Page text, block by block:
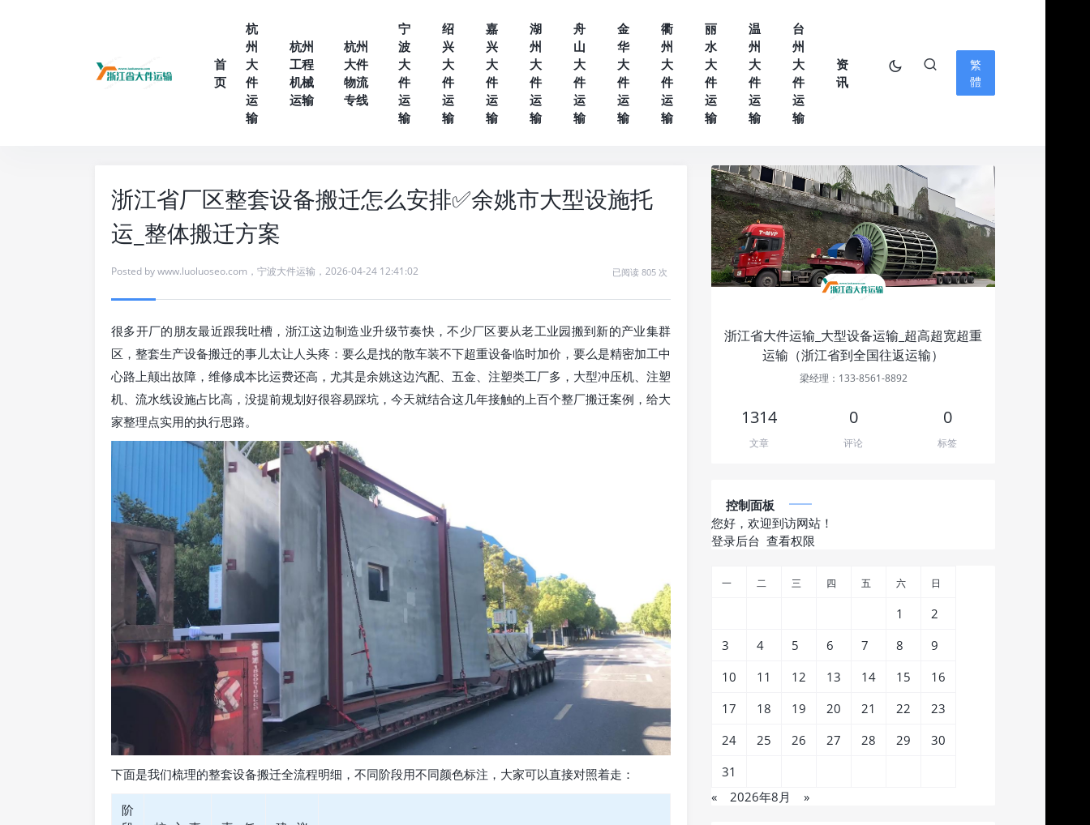
首
页
杭
州
大
件
运
输
杭州
工程
机械
运输
杭州
大件
物流
专线
宁
波
大
件
运
输
绍
兴
大
件
运
输
嘉
兴
大
件
运
输
湖
州
大
件
运
输
舟
山
大
件
运
输
金
华
大
件
运
输
衢
州
大
件
运
输
丽
水
大
件
运
输
温
州
大
件
运
输
台
州
大
件
运
输
资
讯
繁
體
浙江省厂区整套设备搬迁怎么安排✅余姚市大型设施托
运_整体搬迁方案
Posted bywww.luoluoseo.com ， 宁波大件运输 ， 2026-04-24 12:41:02 已阅读 805 次
很多开厂的朋友最近跟我吐槽，浙江这边制造业升级节奏快，不少厂区要从老工业园搬到新的产业集群
区，整套生产设备搬迁的事儿太让人头疼：要么是找的散车装不下超重设备临时加价，要么是精密加工中
心路上颠出故障，维修成本比运费还高，尤其是余姚这边汽配、五金、注塑类工厂多，大型冲压机、注塑
机、流水线设施占比高，没提前规划好很容易踩坑，今天就结合这几年接触的上百个整厂搬迁案例，给大
家整理点实用的执行思路。
下面是我们梳理的整套设备搬迁全流程明细，不同阶段用不同颜色标注，大家可以直接对照着走：
阶
浙江省大件运输_大型设备运输_超高超宽超重
运输（浙江省到全国往返运输）
梁经理：133-8561-8892
1314
文章
0
评论
0
标签
控制面板
您好，欢迎到访网站！
登录后台 查看权限
« 2026年8月 »
一 二 三 四 五 六 日
1
2
3
4 5 6 7 8
9
10
11 12 13 14 15
16
17
18 19 20 21 22
23
24
25 26 27 28 29
30
31